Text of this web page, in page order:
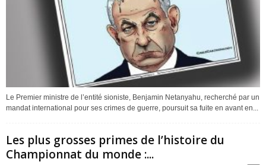
Le Premier ministre de l’entité sioniste, Benjamin Netanyahu, recherché par un
mandat international pour ses crimes de guerre, poursuit sa fuite en avant en...
Les plus grosses primes de l’histoire du
Championnat du monde :...